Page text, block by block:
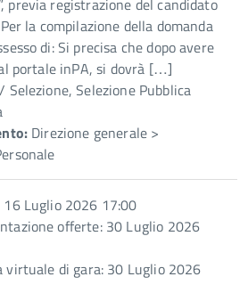
previa registrazione del candidato
la compilazione della domanda
di: Si precisa che dopo avere
portale inPA, si dovrà […]
Selezione, Selezione Pubblica
Direzione generale >
Luglio 2026 17:00
offerte: 30 Luglio 2026
virtuale di gara: 30 Luglio 2026